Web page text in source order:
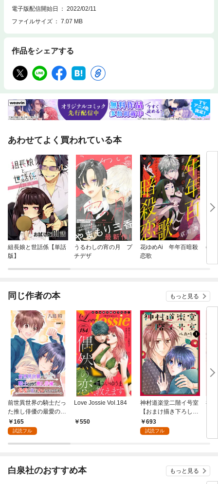
電子版配信開始日
2022/02/11
ファイルサイズ
7.07 MB
作品をシェアする
あわせてよく買われている本
組長娘と世話係【単話
版】
うるわしの宵の月 プ
チデザ
花ゆめAi 年年百暗殺
恋歌
同じ作者の本 もっと見る
前世異世界の騎士だっ
た推し俳優の最愛の主
はオレみたいです［1
話売り］ story01
165
試読フル
Love Jossie Vol.184
550
神村道楽堂二階イ号室
【おまけ描き下ろし付
き】 1巻
693
試読フル
神
白泉社のおすすめ本 もっと見る